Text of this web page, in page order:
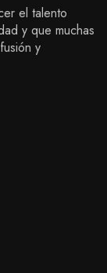
el talento
y que muchas
y